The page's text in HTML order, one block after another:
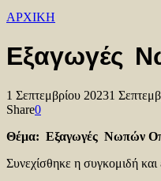
ΑΡΧΙΚΗ
Εξαγωγές
1 Σεπτεμβρίου 20231
Share0
Θέμα: Εξαγωγές Νωπών
Συνεχίσθηκε η συγκομιδή